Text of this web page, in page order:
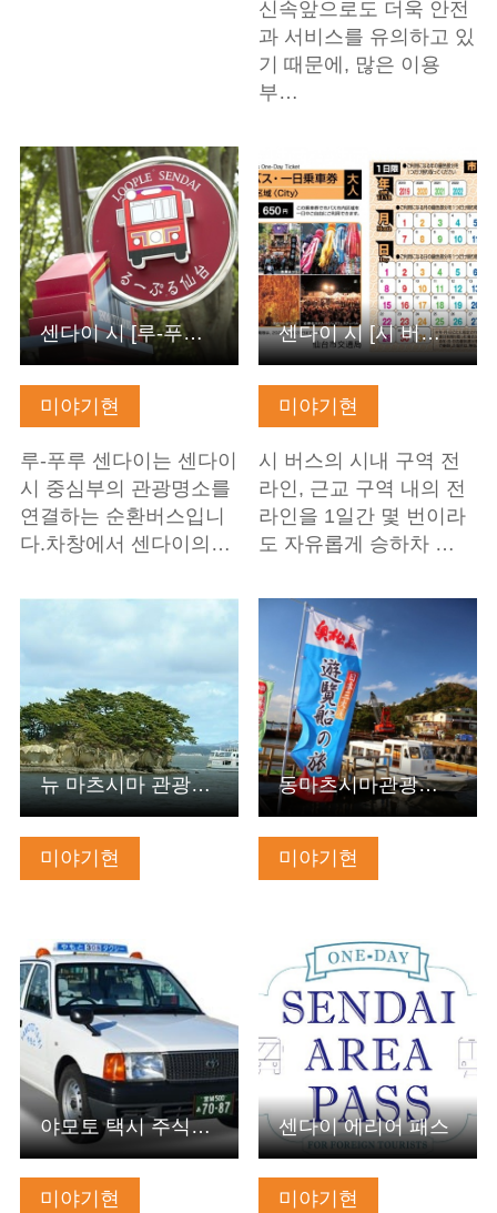
신속앞으로도 더욱 안전
과 서비스를 유의하고 있
기 때문에, 많은 이용
부…
미야기현
루-푸루 센다이는 센다이
시 중심부의 관광명소를
연결하는 순환버스입니
다.차창에서 센다이의…
기본정보 보기
센다이 시 [루-푸루 센다이·지하철 공통 1일승차권]
미야기현
시 버스의 시내 구역 전
라인, 근교 구역 내의 전
라인을 1일간 몇 번이라
도 자유롭게 승하차 …
기본정보 보기
센다이 시 [시 버스 1일승차권]
미야기현
기본정보 보기
뉴 마츠시마 관광선 주식회사
미야기현
기본정보 보기
동마츠시마관광물산공사 주식회사
미야기현
기본정보 보기
야모토 택시 주식회사
미야기현
기본정보 보기
센다이 에리어 패스